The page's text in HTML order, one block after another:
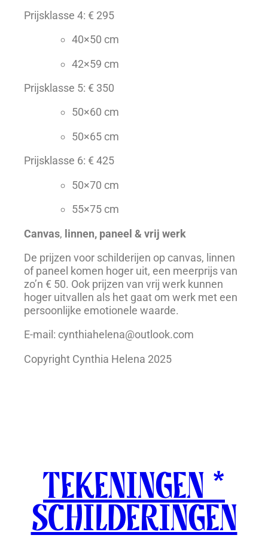
Prijsklasse 4: € 295
40×50 cm
42×59 cm
Prijsklasse 5: € 350
50×60 cm
50×65 cm
Prijsklasse 6: € 425
50×70 cm
55×75 cm
Canvas, linnen, paneel & vrij werk
De prijzen voor schilderijen op canvas, linnen
of paneel komen hoger uit, een meerprijs van
zo’n € 50. Ook prijzen van vrij werk kunnen
hoger uitvallen als het gaat om werk met een
persoonlijke emotionele waarde.
E-mail: cynthiahelena@outlook.com
Copyright Cynthia Helena 2025
tekeningen *
schilderingen